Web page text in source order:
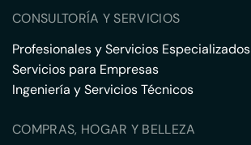
CONSULTORÍA Y SERVICIOS
Profesionales y Servicios Especializados
Servicios para Empresas
Ingeniería y Servicios Técnicos
COMPRAS, HOGAR Y BELLEZA